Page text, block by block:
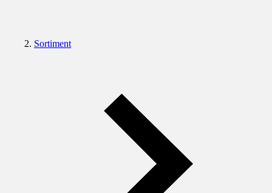
Sortiment